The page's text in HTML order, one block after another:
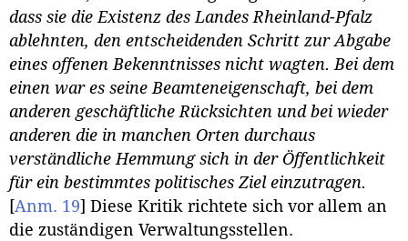
dass sie die Existenz des Landes Rheinland-Pfalz
ablehnten, den entscheidenden Schritt zur Abgabe
eines offenen Bekenntnisses nicht wagten. Bei dem
einen war es seine Beamteneigenschaft, bei dem
anderen geschäftliche Rücksichten und bei wieder
anderen die in manchen Orten durchaus
verständliche Hemmung sich in der Öffentlichkeit
für ein bestimmtes politisches Ziel einzutragen.
[Anm. 19] Diese Kritik richtete sich vor allem an
die zuständigen Verwaltungsstellen.